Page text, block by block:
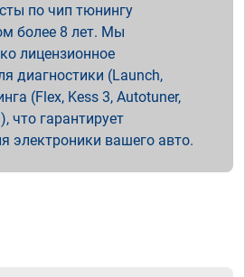
по чип тюнингу
более 8 лет. Мы
лицензионное
диагностики (Launch,
(Flex, Kess 3, Autotuner,
что гарантирует
электроники вашего авто.